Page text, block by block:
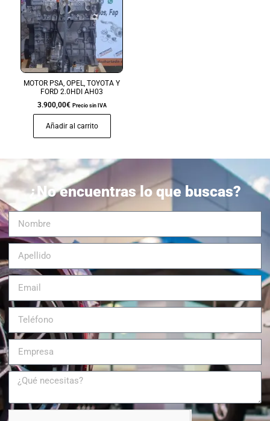
MOTOR PSA, OPEL, TOYOTA Y
FORD 2.0HDI AH03
3.900,00€ Precio sin IVA
Añadir al carrito
¿No encuentras lo que buscas?